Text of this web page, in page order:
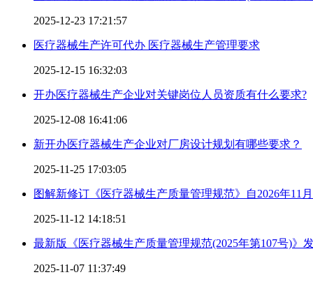
2025-12-23 17:21:57
医疗器械生产许可代办 医疗器械生产管理要求
2025-12-15 16:32:03
开办医疗器械生产企业对关键岗位人员资质有什么要求?
2025-12-08 16:41:06
新开办医疗器械生产企业对厂房设计规划有哪些要求？
2025-11-25 17:03:05
图解新修订《医疗器械生产质量管理规范》自2026年11
2025-11-12 14:18:51
最新版《医疗器械生产质量管理规范(2025年第107号)》
2025-11-07 11:37:49